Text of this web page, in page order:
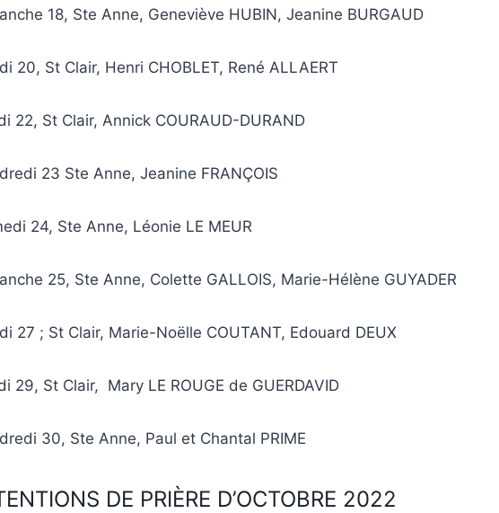
18, Ste Anne, Geneviève HUBIN, Jeanine BURGAUD
20, St Clair, Henri CHOBLET, René ALLAERT
22, St Clair, Annick COURAUD-DURAND
23 Ste Anne, Jeanine FRANÇOIS
24, Ste Anne, Léonie LE MEUR
25, Ste Anne, Colette GALLOIS, Marie-Hélène GUYADER
27 ; St Clair, Marie-Noëlle COUTANT, Edouard DEUX
29, St Clair, Mary LE ROUGE de GUERDAVID
30, Ste Anne, Paul et Chantal PRIME
DE PRIÈRE D’OCTOBRE 2022